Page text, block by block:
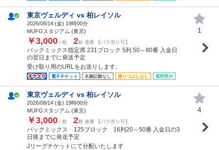
東京ヴェルディ vs 柏レイソル
2026/08/14 (金) 19時00分
MUFGスタジアム (東京)
￥3,000 / 枚 2枚 連番 【バラ売り可】
バックミックス指定席 231ブロック 5列 50～80番 入金日
の翌日までに発送予定
受け取り用のURLをお送りします。
電子チケット 名義記載なし 塗りつぶしなし 質問受付
1
東京ヴェルディ vs 柏レイソル
2026/08/14 (金) 19時00分
MUFGスタジアム (東京)
￥3,000 / 枚 2枚 連番 【バラ売り可】
バックミックス 125ブロック 16列20～50番 入金日の3
日後までに発送予定
Jリーグチケットにて分配いたします
4